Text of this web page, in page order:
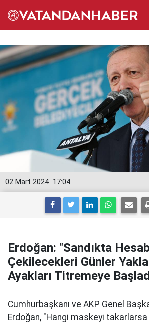
17:04
02 Mart 2024
Erdoğan: "Sandıkta
Çekilecekleri Günler
Ayakları Titremeye
Cumhurbaşkanı ve AKP Genel
Erdoğan, "Hangi maskeyi takarlarsa